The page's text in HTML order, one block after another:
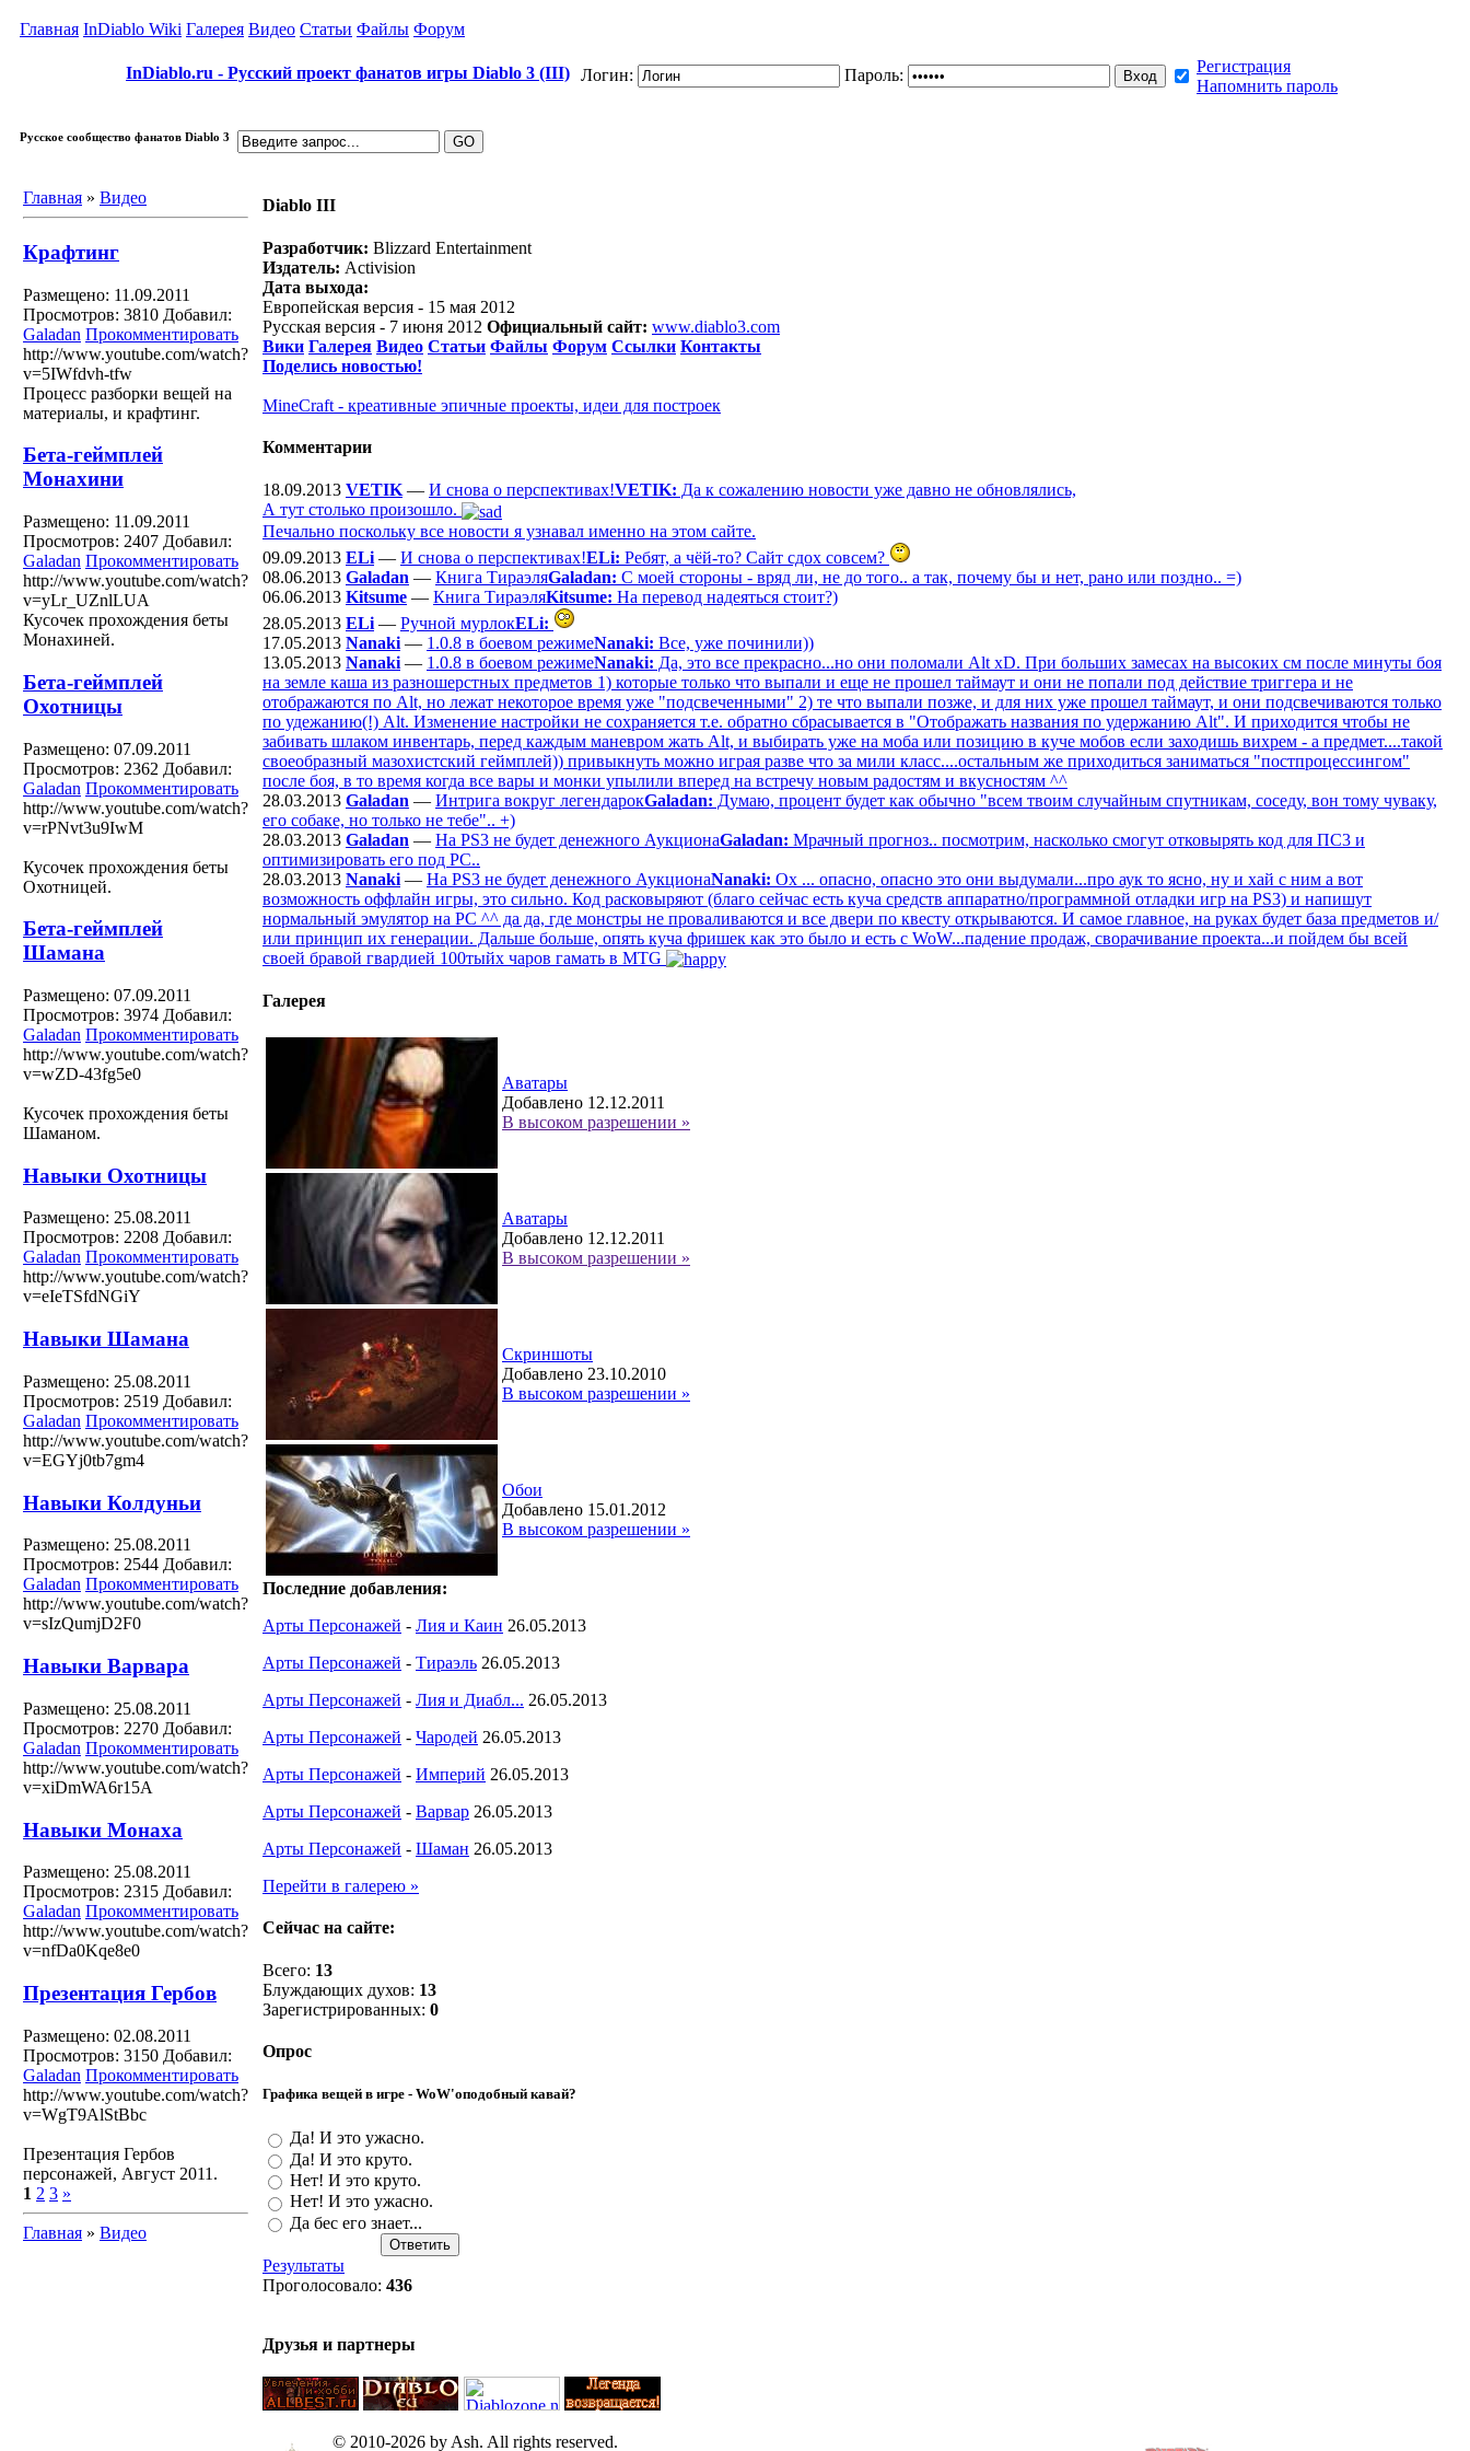
Главная InDiablo Wiki Галерея Видео Статьи Файлы Форум
InDiablo.ru - Русский проект фанатов игры Diablo 3 (III) Логин: Пароль:
Регистрация
Напомнить пароль
Русское сообщество фанатов Diablo 3
Главная » Видео
Крафтинг
Размещено: 11.09.2011
Просмотров: 3810 Добавил:
Galadan Прокомментировать
http://www.youtube.com/watch?
v=5IWfdvh-tfw
Процесс разборки вещей на
материалы, и крафтинг.
Бета-геймплей
Монахини
Размещено: 11.09.2011
Просмотров: 2407 Добавил:
Galadan Прокомментировать
http://www.youtube.com/watch?
v=yLr_UZnlLUA
Кусочек прохождения беты
Монахиней.
Бета-геймплей
Охотницы
Размещено: 07.09.2011
Просмотров: 2362 Добавил:
Galadan Прокомментировать
http://www.youtube.com/watch?
v=rPNvt3u9IwM
Кусочек прохождения беты
Охотницей.
Бета-геймплей
Шамана
Размещено: 07.09.2011
Просмотров: 3974 Добавил:
Galadan Прокомментировать
http://www.youtube.com/watch?
v=wZD-43fg5e0
Кусочек прохождения беты
Шаманом.
Навыки Охотницы
Размещено: 25.08.2011
Просмотров: 2208 Добавил:
Galadan Прокомментировать
http://www.youtube.com/watch?
v=eIeTSfdNGiY
Навыки Шамана
Размещено: 25.08.2011
Просмотров: 2519 Добавил:
Galadan Прокомментировать
http://www.youtube.com/watch?
v=EGYj0tb7gm4
Навыки Колдуньи
Размещено: 25.08.2011
Просмотров: 2544 Добавил:
Galadan Прокомментировать
http://www.youtube.com/watch?
v=sIzQumjD2F0
Навыки Варвара
Размещено: 25.08.2011
Просмотров: 2270 Добавил:
Galadan Прокомментировать
http://www.youtube.com/watch?
v=xiDmWA6r15A
Навыки Монаха
Размещено: 25.08.2011
Просмотров: 2315 Добавил:
Galadan Прокомментировать
http://www.youtube.com/watch?
v=nfDa0Kqe8e0
Презентация Гербов
Размещено: 02.08.2011
Просмотров: 3150 Добавил:
Galadan Прокомментировать
http://www.youtube.com/watch?
v=WgT9AlStBbc
Презентация Гербов
персонажей, Август 2011.
1 2 3 »
Главная » Видео
Diablo III
Разработчик: Blizzard Entertainment
Издатель: Activision
Дата выхода:
Европейская версия - 15 мая 2012
Русская версия - 7 июня 2012 Официальный сайт: www.diablo3.com
Вики Галерея Видео Статьи Файлы Форум Ссылки Контакты
Поделись новостью!
MineCraft - креативные эпичные проекты, идеи для построек
Комментарии
18.09.2013 VETIK — И снова о перспективах!VETIK: Да к сожалению новости уже давно не обновлялись,
А тут столько произошло.
Печально поскольку все новости я узнавал именно на этом сайте.
09.09.2013 ELi — И снова о перспективах!ELi: Ребят, а чёй-то? Сайт сдох совсем?
08.06.2013 Galadan — Книга ТираэляGaladan: С моей стороны - вряд ли, не до того.. а так, почему бы и нет, рано или поздно.. =)
06.06.2013 Kitsume — Книга ТираэляKitsume: На перевод надеяться стоит?)
28.05.2013 ELi — Ручной мурлокELi:
17.05.2013 Nanaki — 1.0.8 в боевом режимеNanaki: Все, уже починили))
13.05.2013 Nanaki — 1.0.8 в боевом режимеNanaki: Да, это все прекрасно...но они поломали Alt xD. При больших замесах на высоких см после минуты боя
на земле каша из разношерстных предметов 1) которые только что выпали и еще не прошел таймаут и они не попали под действие триггера и не
отображаются по Alt, но лежат некоторое время уже "подсвеченными" 2) те что выпали позже, и для них уже прошел таймаут, и они подсвечиваются только
по удежанию(!) Alt. Изменение настройки не сохраняется т.е. обратно сбрасывается в "Отображать названия по удержанию Alt". И приходится чтобы не
забивать шлаком инвентарь, перед каждым маневром жать Alt, и выбирать уже на моба или позицию в куче мобов если заходишь вихрем - а предмет....такой
своеобразный мазохистский геймплей)) привыкнуть можно играя разве что за мили класс....остальным же приходиться заниматься "постпроцессингом"
после боя, в то время когда все вары и монки упылили вперед на встречу новым радостям и вкусностям ^^
28.03.2013 Galadan — Интрига вокруг легендарокGaladan: Думаю, процент будет как обычно "всем твоим случайным спутникам, соседу, вон тому чуваку,
его собаке, но только не тебе".. +)
28.03.2013 Galadan — На PS3 не будет денежного АукционаGaladan: Мрачный прогноз.. посмотрим, насколько смогут отковырять код для ПС3 и
оптимизировать его под РС..
28.03.2013 Nanaki — На PS3 не будет денежного АукционаNanaki: Ох ... опасно, опасно это они выдумали...про аук то ясно, ну и хай с ним а вот
возможность оффлайн игры, это сильно. Код расковыряют (благо сейчас есть куча средств аппаратно/программной отладки игр на PS3) и напишут
нормальный эмулятор на PC ^^ да да, где монстры не проваливаются и все двери по квесту открываются. И самое главное, на руках будет база предметов и/
или принцип их генерации. Дальше больше, опять куча фришек как это было и есть с WoW...падение продаж, сворачивание проекта...и пойдем бы всей
своей бравой гвардией 100тыйх чаров гамать в MTG
Галерея
Аватары
Добавлено 12.12.2011
В высоком разрешении »
Аватары
Добавлено 12.12.2011
В высоком разрешении »
Скриншоты
Добавлено 23.10.2010
В высоком разрешении »
Обои
Добавлено 15.01.2012
В высоком разрешении »
Последние добавления:
Арты Персонажей - Лия и Каин 26.05.2013
Арты Персонажей - Тираэль 26.05.2013
Арты Персонажей - Лия и Диабл... 26.05.2013
Арты Персонажей - Чародей 26.05.2013
Арты Персонажей - Империй 26.05.2013
Арты Персонажей - Варвар 26.05.2013
Арты Персонажей - Шаман 26.05.2013
Перейти в галерею »
Сейчас на сайте:
Всего: 13
Блуждающих духов: 13
Зарегистрированных: 0
Опрос
Графика вещей в игре - WoW'оподобный кавай?
Да! И это ужасно.
Да! И это круто.
Нет! И это круто.
Нет! И это ужасно.
Да бес его знает...
Результаты
Проголосовало: 436
Друзья и партнеры
© 2010-2026 by Ash. All rights reserved.